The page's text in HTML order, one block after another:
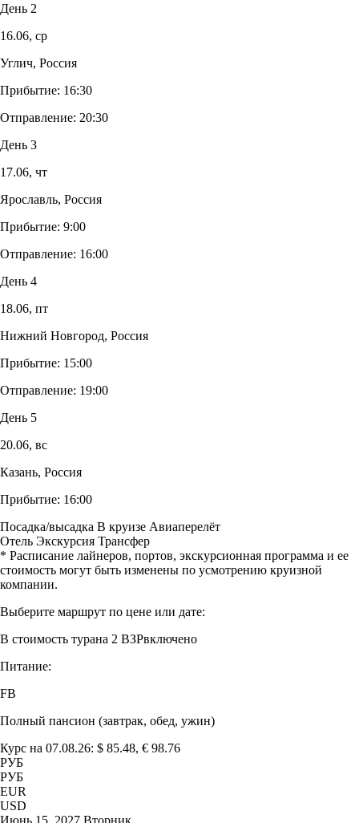
День 2
16.06, ср
Углич, Россия
Прибытие: 16:30
Отправление: 20:30
День 3
17.06, чт
Ярославль, Россия
Прибытие: 9:00
Отправление: 16:00
День 4
18.06, пт
Нижний Новгород, Россия
Прибытие: 15:00
Отправление: 19:00
День 5
20.06, вс
Казань, Россия
Прибытие: 16:00
Посадка/высадка В круизе Авиаперелёт
Отель Экскурсия Трансфер
* Расписание лайнеров, портов, экскурсионная программа и ее
стоимость могут быть изменены по усмотрению круизной
компании.
Выберите маршрут по цене или дате:
В стоимость турана 2 ВЗРвключено
Питание:
FB
Полный пансион (завтрак, обед, ужин)
Курс на 07.08.26: $ 85.48, € 98.76
РУБ
РУБ
EUR
USD
Июнь 15, 2027 Вторник